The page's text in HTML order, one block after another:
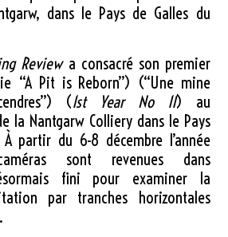
dans le Pays de Galles du
Reviewa consacré son premier
“A Pit is Reborn”) (“Une mine
(1st Year No 11) au
la Nantgarw Colliery dans le Pays
partir du 6-8 décembre l’année
sont revenues dans
fini pour examiner la
par tranches horizontales